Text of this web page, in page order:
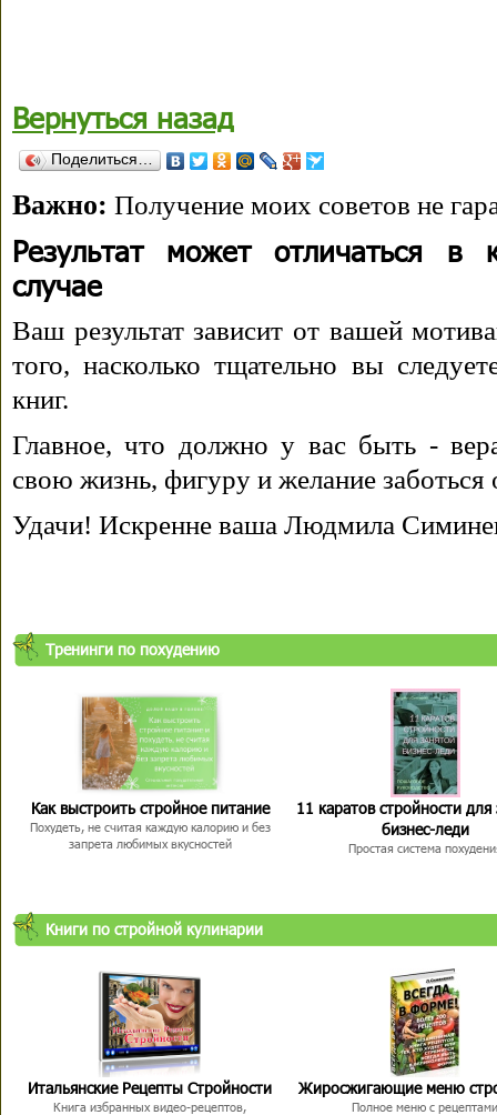
Вернуться назад
Поделиться…
Важно: Получение моих советов не
Результат может отличаться в
случае
Ваш результат зависит от вашей
того, насколько тщательно вы
книг.
Главное, что должно у вас быть -
свою жизнь, фигуру и желание заботься
Удачи! Искренне ваша Людмила
Тренинги по похудению
Как выстроить стройное питание
Похудеть, не считая каждую калорию и без
запрета любимых вкусностей
11 каратов стройности для
бизнес-леди
Простая система
Книги по стройной кулинарии
Итальянские Рецепты Стройности
Книга избранных видео-рецептов,
Жиросжигающие меню
Полное меню с рецептами